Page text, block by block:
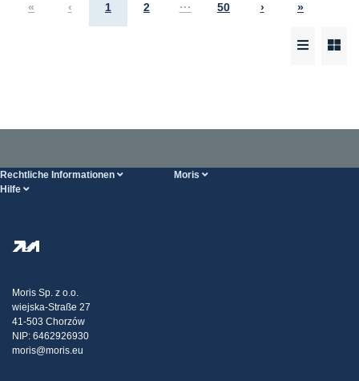
« ‹ 1 2 ··· 50 › »
Rechtliche Informationen Moris
Hilfe
Transport
Beschwerden
Moris Sp. z o.o.
wiejska-Straße 27
41-503 Chorzów
NIP: 6462926930
moris@moris.eu